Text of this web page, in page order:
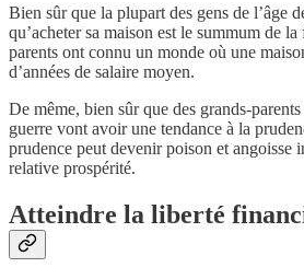
Bien sûr que la plupart des gens de l’âge
qu’acheter sa maison est le summum de
parents ont connu un monde où une
d’années de salaire moyen.
De même, bien sûr que des grands-
guerre vont avoir une tendance à la
prudence peut devenir poison et angoisse
relative prospérité.
Atteindre la liberté